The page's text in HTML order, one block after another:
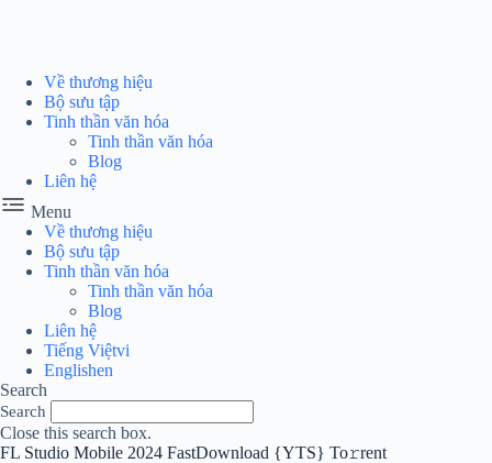
dung
Về thương hiệu
Bộ sưu tập
Tinh thần văn hóa
Tinh thần văn hóa
Blog
Liên hệ
Menu
Về thương hiệu
Bộ sưu tập
Tinh thần văn hóa
Tinh thần văn hóa
Blog
Liên hệ
Tiếng Việtvi
Englishen
Search
Search
Close this search box.
FL Studio Mobile 2024 FastDownload {YTS} To𝚛rent